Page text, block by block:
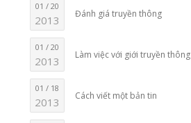
01 / 20
2013 Đánh giá truyền thông
01 / 20
2013 Làm việc với giới truyền thông
01 / 18
2013 Cách viết một bản tin